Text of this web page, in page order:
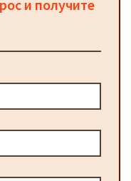
и получите